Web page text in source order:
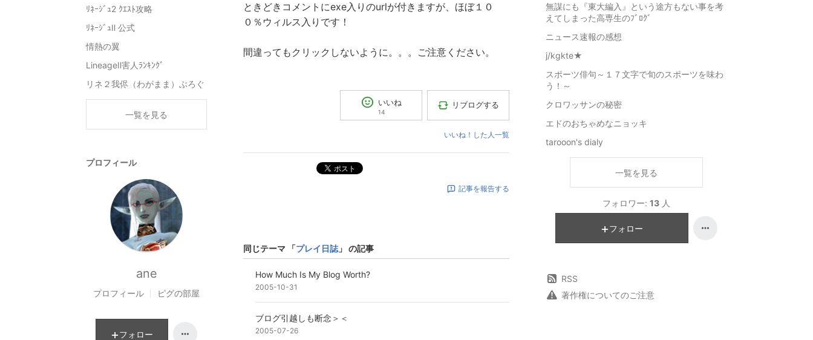
ときどきコメントにexe入りのurlが付きますが、ほぼ１０
０％ウィルス入りです！
間違ってもクリックしないように。。。ご注意ください。
いいね
14
リブログする
いいね！した人一覧
ポスト
記事を報告する
同じテーマ 「プレイ日誌 」 の記事
How Much Is My Blog Worth?
2005-10-31
ブログ引越しも断念＞＜
2005-07-26
無謀にも『東大編入』という途方もない事を考
えてしまった高専生のﾌﾞﾛｸﾞ
ニュース速報の感想
j/kgkte★
スポーツ俳句～１７文字で旬のスポーツを味わ
う！～
クロワッサンの秘密
エドのおちゃめなニョッキ
tarooon's dialy
一覧を見る
フォロワー: 13 人
フォロー
RSS
著作権についてのご注意
ﾘﾈｰｼﾞｭ2 ｸｴｽﾄ攻略
ﾘﾈｰｼﾞｭⅡ 公式
情熱の翼
LineageⅡ害人ﾗﾝｷﾝｸﾞ
リネ２我侭（わがまま）ぶろぐ
一覧を見る
プロフィール
ane
プロフィール ピグの部屋
フォロー